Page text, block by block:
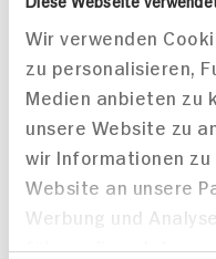
Wir verwenden
zu personalisieren,
Medien anbieten zu
unsere Website zu
wir Informationen zu
Website an unsere
Werbung und
führen diese
Mittel
Vegan